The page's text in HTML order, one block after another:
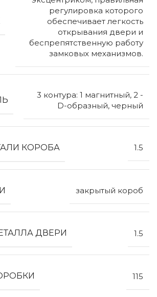
регулировка которого
обеспечивает легкость
открывания двери и
беспрепятственную работу
замковых механизмов.
3 контура: 1 магнитный, 2 -
D-образный, черный
КОРОБА 1.5
закрытый короб
ДВЕРИ 1.5
115